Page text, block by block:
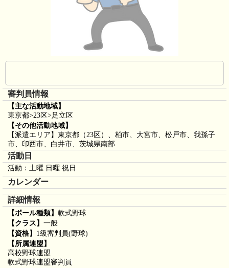
審判員情報
【主な活動地域】
東京都>23区>足立区
【その他活動地域】
【派遣エリア】東京都（23区）、柏市、大宮市、松戸市、我孫子
市、印西市、白井市、茨城県南部
活動日
活動：土曜 日曜 祝日
カレンダー
詳細情報
【ボール種類】 軟式野球
【クラス】 一般
【資格】 1級審判員(野球)
【所属連盟】
高校野球連盟
軟式野球連盟審判員